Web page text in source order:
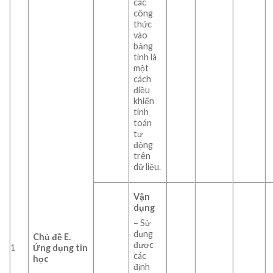
1
Chủ đề E.
Ứng dụng tin
học
các
công
thức
vào
bảng
tính là
một
cách
điều
khiển
tính
toán
tự
động
trên
dữ liệu.
Vận
dụng
– Sử
dụng
được
các
định